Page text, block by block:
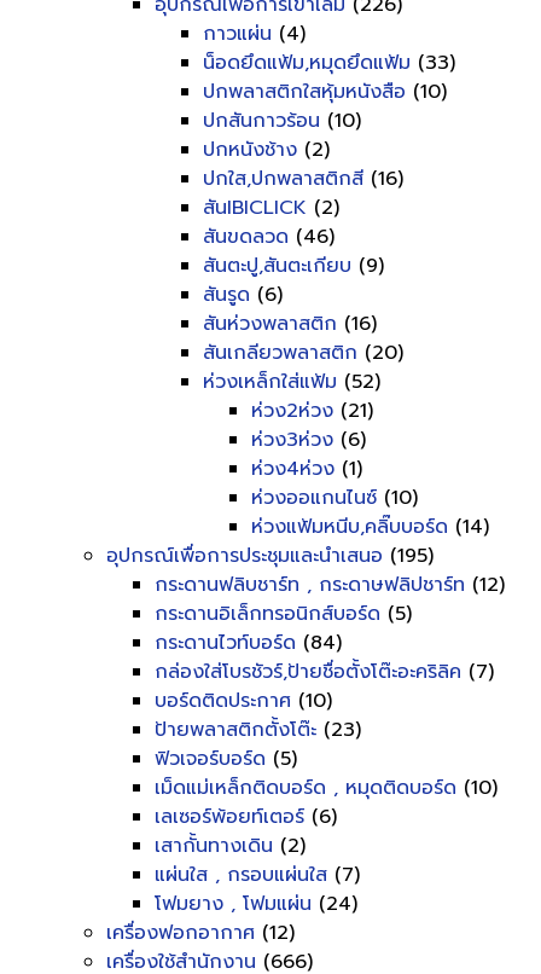
กาวแผ่น (4)
น็อดยึดแฟ้ม,หมุดยึดแฟ้ม (33)
ปกพลาสติกใสหุ้มหนังสือ (10)
ปกสันกาวร้อน (10)
ปกหนังช้าง (2)
ปกใส,ปกพลาสติกสี (16)
สันIBICLICK (2)
สันขดลวด (46)
สันตะปู,สันตะเกียบ (9)
สันรูด (6)
สันห่วงพลาสติก (16)
สันเกลียวพลาสติก (20)
ห่วงเหล็กใส่แฟ้ม (52)
ห่วง2ห่วง (21)
ห่วง3ห่วง (6)
ห่วง4ห่วง (1)
ห่วงออแกนไนซ์ (10)
ห่วงแฟ้มหนีบ,คลิ๊บบอร์ด (14)
อุปกรณ์เพื่อการประชุมและนำเสนอ (195)
กระดานฟลิบชาร์ท , กระดาษฟลิปชาร์ท (12)
กระดานอิเล็กทรอนิกส์บอร์ด (5)
กระดานไวท์บอร์ด (84)
กล่องใส่โบรชัวร์,ป้ายชื่อตั้งโต๊ะอะคริลิค (7)
บอร์ดติดประกาศ (10)
ป้ายพลาสติกตั้งโต๊ะ (23)
ฟิวเจอร์บอร์ด (5)
เม็ดแม่เหล็กติดบอร์ด , หมุดติดบอร์ด (10)
เลเซอร์พ้อยท์เตอร์ (6)
เสากั้นทางเดิน (2)
แผ่นใส , กรอบแผ่นใส (7)
โฟมยาง , โฟมแผ่น (24)
เครื่องฟอกอากาศ (12)
เครื่องใช้สำนักงาน (666)